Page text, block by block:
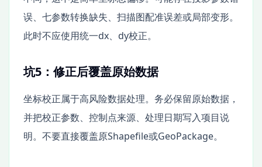
误、七参数转换缺失、扫描图配准误差或局部变形。
此时不应使用统一dx、dy校正。
坑5：修正后覆盖原始数据
坐标校正属于高风险数据处理。务必保留原始数据，
并把校正参数、控制点来源、处理日期写入项目说
明。不要直接覆盖原Shapefile或GeoPackage。